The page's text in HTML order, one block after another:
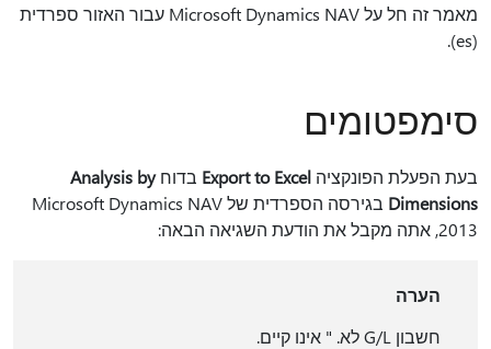
מאמר זה חל על Microsoft Dynamics NAV עבור האזור ספרדית
(es).
סימפטומים
בעת הפעלת הפונקציה Export to Excel בדוחAnalysis by
Dimensions
בגירסה הספרדית של Microsoft Dynamics NAV
2013, אתה מקבל את הודעת השגיאה הבאה:
הערה
חשבון G/L לא. " אינו קיים.